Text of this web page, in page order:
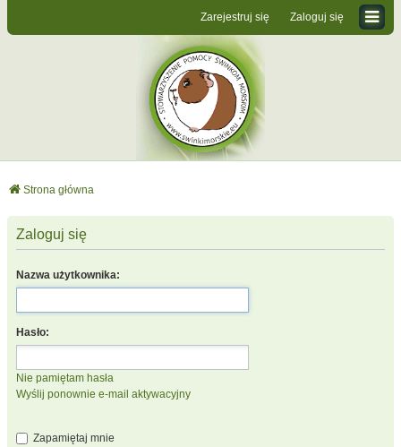
Zaloguj się
Zarejestruj się
Strona główna
Zaloguj się
Nazwa użytkownika:
Hasło:
Nie pamiętam hasła
Wyślij ponownie e-mail aktywacyjny
Zapamiętaj mnie